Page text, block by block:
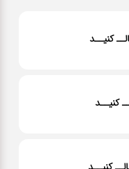
کنیــد
کنیــد